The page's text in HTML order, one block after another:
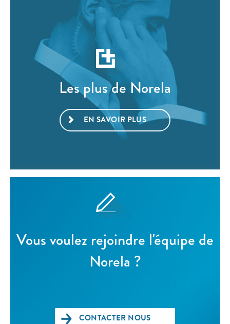
Les plus de Norela
EN SAVOIR PLUS
Vous voulez rejoindre l'équipe de
Norela ?
CONTACTER NOUS